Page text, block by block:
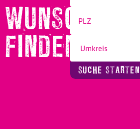
WUNSCHBERUF
FINDEN!
SUCHE STARTEN